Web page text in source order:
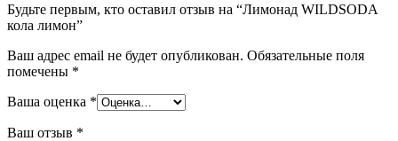
Будьте первым, кто оставил отзыв на “Лимонад WILDSODA
кола лимон”
Ваш адрес email не будет опубликован. Обязательные поля
помечены *
Ваша оценка *
Ваш отзыв *